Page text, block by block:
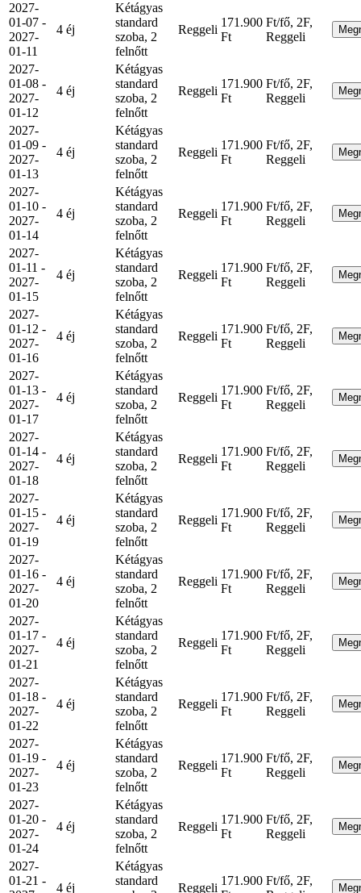
2027-
01-07 -
2027-
01-11
4 éj
Kétágyas
standard
szoba, 2
felnőtt
Reggeli
171.900
Ft
Ft/fő, 2F,
Reggeli
2027-
01-08 -
2027-
01-12
4 éj
Kétágyas
standard
szoba, 2
felnőtt
Reggeli
171.900
Ft
Ft/fő, 2F,
Reggeli
2027-
01-09 -
2027-
01-13
4 éj
Kétágyas
standard
szoba, 2
felnőtt
Reggeli
171.900
Ft
Ft/fő, 2F,
Reggeli
2027-
01-10 -
2027-
01-14
4 éj
Kétágyas
standard
szoba, 2
felnőtt
Reggeli
171.900
Ft
Ft/fő, 2F,
Reggeli
2027-
01-11 -
2027-
01-15
4 éj
Kétágyas
standard
szoba, 2
felnőtt
Reggeli
171.900
Ft
Ft/fő, 2F,
Reggeli
2027-
01-12 -
2027-
01-16
4 éj
Kétágyas
standard
szoba, 2
felnőtt
Reggeli
171.900
Ft
Ft/fő, 2F,
Reggeli
2027-
01-13 -
2027-
01-17
4 éj
Kétágyas
standard
szoba, 2
felnőtt
Reggeli
171.900
Ft
Ft/fő, 2F,
Reggeli
2027-
01-14 -
2027-
01-18
4 éj
Kétágyas
standard
szoba, 2
felnőtt
Reggeli
171.900
Ft
Ft/fő, 2F,
Reggeli
2027-
01-15 -
2027-
01-19
4 éj
Kétágyas
standard
szoba, 2
felnőtt
Reggeli
171.900
Ft
Ft/fő, 2F,
Reggeli
2027-
01-16 -
2027-
01-20
4 éj
Kétágyas
standard
szoba, 2
felnőtt
Reggeli
171.900
Ft
Ft/fő, 2F,
Reggeli
2027-
01-17 -
2027-
01-21
4 éj
Kétágyas
standard
szoba, 2
felnőtt
Reggeli
171.900
Ft
Ft/fő, 2F,
Reggeli
2027-
01-18 -
2027-
01-22
4 éj
Kétágyas
standard
szoba, 2
felnőtt
Reggeli
171.900
Ft
Ft/fő, 2F,
Reggeli
2027-
01-19 -
2027-
01-23
4 éj
Kétágyas
standard
szoba, 2
felnőtt
Reggeli
171.900
Ft
Ft/fő, 2F,
Reggeli
2027-
01-20 -
2027-
01-24
4 éj
Kétágyas
standard
szoba, 2
felnőtt
Reggeli
171.900
Ft
Ft/fő, 2F,
Reggeli
2027-
01-21 -
4 éj
Kétágyas
standard
Reggeli
171.900 Ft/fő, 2F,